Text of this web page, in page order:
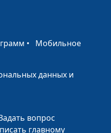
• Мобильное
данных и
вопрос
главному